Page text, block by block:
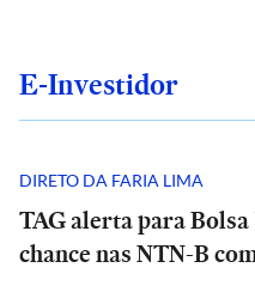
E-Investidor
DIRETO DA FARIA LIMA
TAG alerta para
chance nas NTN-B